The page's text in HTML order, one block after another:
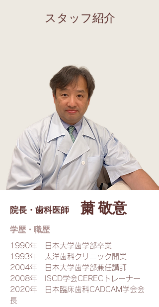
​スタッフ紹介
院長・歯科医師 ​䔥 敬意
​学歴・職歴
1990年 日本大学歯学部卒業
1993年 太洋歯科クリニック開業
2004年 日本大学歯学部兼任講師
2008年 ISCD学会CERECトレーナー
2020年 日本臨床歯科CADCAM学会会
長